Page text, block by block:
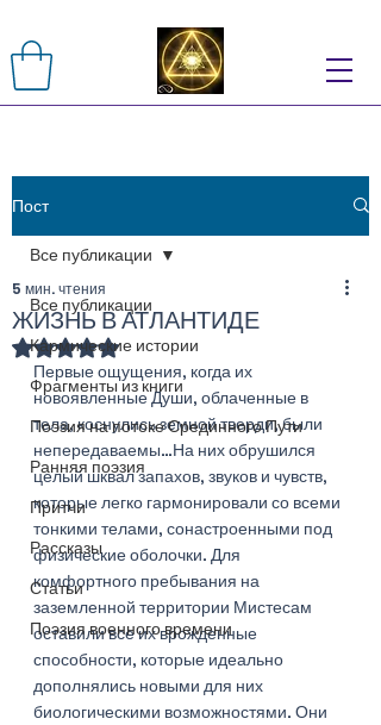
Пост
Все публикации
Кармические истории
Фрагменты из книги
Поэзия на потоке Срединного Пути
Ранняя поэзия
Притчи
Рассказы
Статьи
Поэзия военного времени
Все публикации
ЖИЗНЬ В АТЛАНТИДЕ
5 мин. чтения
Оценка: не число из 5 звезд.
Первые ощущения, когда их
новоявленные Души, облаченные в
тела, коснулись земной тверди, были
непередаваемы…На них обрушился
целый шквал запахов, звуков и чувств,
которые легко гармонировали со всеми
тонкими телами, сонастроенными под
физические оболочки. Для
комфортного пребывания на
заземленной территории Мистесам
оставили все их врожденные
способности, которые идеально
дополнялись новыми для них
биологическими возможностями. Они